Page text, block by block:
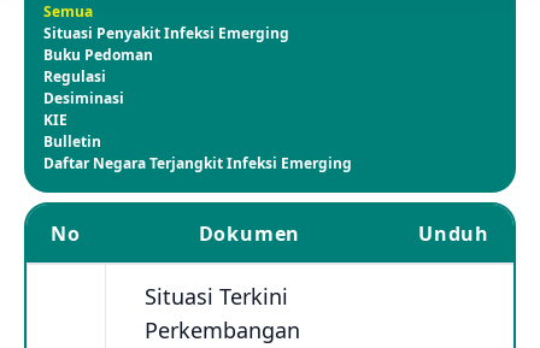
Semua
Situasi Penyakit Infeksi Emerging
Buku Pedoman
Regulasi
Desiminasi
KIE
Bulletin
Daftar Negara Terjangkit Infeksi Emerging
No Dokumen Unduh
Situasi Terkini
Perkembangan